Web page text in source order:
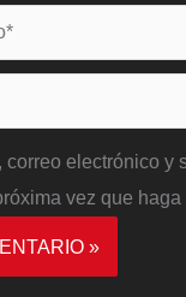
correo electrónico y
vez que